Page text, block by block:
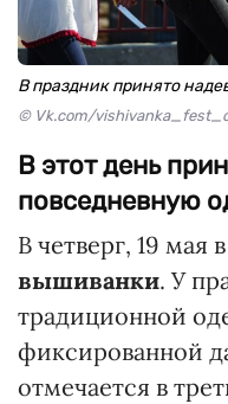
В праздник принято
© Vk.com/
В этот день
повседневную
В четверг, 19 мая
вышиванки. У
традиционной
фиксированной
отмечается в